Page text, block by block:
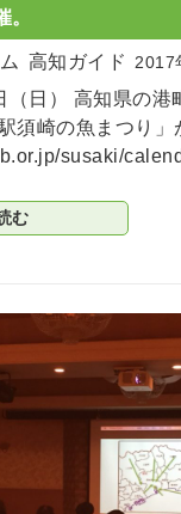
。
高知ガイド 2017
（日） 高知県の港
須崎の魚まつり」
susaki/
む